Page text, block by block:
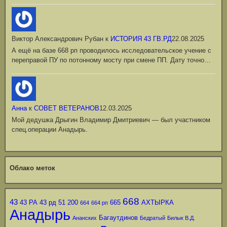
Виктор Александрович Рубан к ИСТОРИЯ 43 ГВ.РД 22.08.2025
А ещё на базе 668 рп проводилось исследовательское учение с
переправой ПУ по потонному мосту при смене ПП. Дату точно…
Анна к СОВЕТ ВЕТЕРАНОВ12.03.2025
Мой дедушка Дрыгин Владимир Дмитриевич — был участником
спец.операции Анадырь.
Облако меток
43 43 РА 43 рд 51 200 664 664 рп 665 668 АХТЫРКА
Анадырь Ананских Багаутдинов Бедратый Билык В.Д.